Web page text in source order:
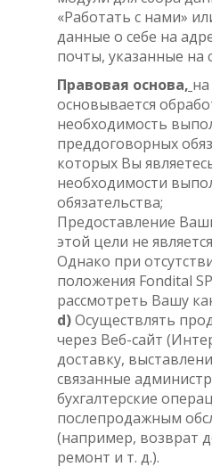
«Работать с нами»
данные о себе на
почты, указанные на
Правовая основа,
основывается
необходимость
преддоговорных
которых Вы
необходимости
обязательства;
Предоставление
этой цели не
Однако при
положения Fondital
рассмотреть Вашу
d)Осуществлять
через Веб-сайт
доставку,
связанные
бухгалтерские
послепродажным
(например, возврат
ремонт и т. д.).